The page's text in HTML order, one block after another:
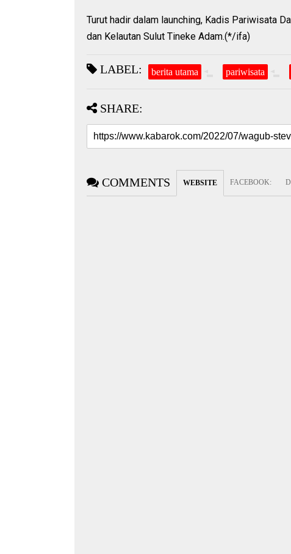
Turut hadir dalam launching, Kadis Pariwisata
dan Kelautan Sulut Tineke Adam.(*/ifa)
LABEL: berita utama pariwisata
SHARE:
COMMENTS WEBSITE FACEBOOK: